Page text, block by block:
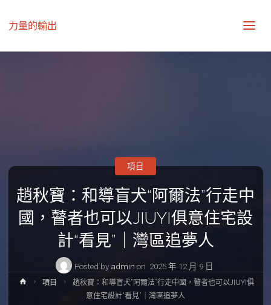
力量的輸出
趙秋寶：和導盲犬“阿爾法”行走中
國，瞽者也可以JIUYI俱意住宅設
計“看見”｜灣區追夢人
Posted by admin on 2025 年 12 月 9 日
項目
Home項目
趙秋寶：和導盲犬“阿爾法”行走中國，瞽者也可以JIUYI俱
意住宅設計“看見”｜灣區追夢人